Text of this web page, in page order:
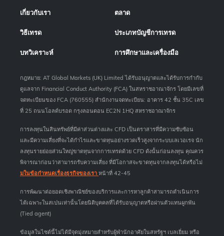
เกี่ยวกับเรา ตลาด
วิธีเทรด ประเภทบัญชีการเทรด
บทวิเคราะห์ การศึกษาและเครื่องมือ
กฎหมาย: AT Global Markets (UK) Limited ได้รับอนุญาตและได้รับการกำกับ
ดูแลจาก Financial Conduct Authority (FCA) ในสหราชอาณาจักร โดยมีเลขที่
จดทะเบียนของ FCA (760555) สำนักงานจดทะเบียน: อาคาร 42 ชั้น 35C เลข
ที่ 25 ถนนโอลด์บรอด กรุงลอนดอน EC2N 1HQ สหราชอาณาจักร
การลงทุนในสินทรัพย์ที่มีค่าส่วนต่างและ CFD เป็นตราสารที่มีความซับซ้อน
และมีความเสี่ยงที่จะได้กำไรและขาดทุนอย่างรวดเร็วสูงจากระบบเลเวอเรจ นัก
ลงทุนรายย่อยส่วนใหญ่ขาดทุนจากการเทรดด้วย CFD ดังนั้นก่อนลงทุน คุณควร
พิจารณาก่อนว่าสามารถรับความเสี่ยง ที่มีโอกาสจะขาดทุนจากลงทุนได้หรือไม่
มในข้อกำหนดเรื่องธุรกิจของเรา หน้าที่ 42-45
การพัฒนาต่อยอดเชิงพาณิชย์ของบริการและการหาลูกค้าสามารถดำเนินการ
ได้เฉพาะในสเปนเท่านั้นโดยนิติบุคคลที่ได้รับอนุญาตหรือผ่านตัวแทนผูกพัน
(Tied agent)
ข้อมูลในไซต์นี้ไม่ได้มีจุดมุ่งหมายสำหรับผู้พำนักอาศัยในสหรัฐฯ เบลเยี่ยม หรือ